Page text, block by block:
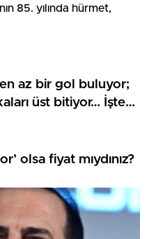
85. yılında hürmet,
az bir gol buluyor;
üst bitiyor… İşte
olsa fiyat mıydınız?